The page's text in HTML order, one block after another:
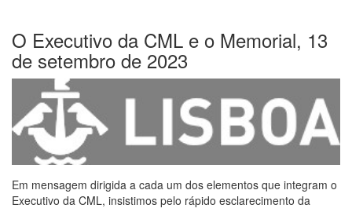
O Executivo da CML e o Memorial, 13
de setembro de 2023
Em mensagem dirigida a cada um dos elementos que integram o
Executivo da CML, insistimos pelo rápido esclarecimento da